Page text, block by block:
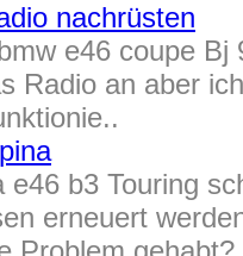
nachrüsten
e46 coupe
Radio an aber
e46 b3 Touring
erneuert